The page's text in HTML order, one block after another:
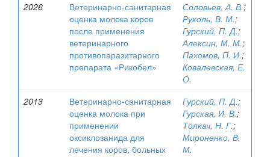
2026
Ветеринарно-санитарная
оценка молока коров
после применения
ветеринарного
противопаразитарного
препарата «Рикобел»
Соловьев, А. В.;
Руколь, В. М.;
Гурский, П. Д.;
Алексин, М. М.;
Пахомов, П. И.;
Ковалевская, Е.
О.
2013
Ветеринарно-санитарная
оценка молока при
применении
оксиклозанида для
лечения коров, больных
Гурский, П. Д.;
Гурская, И. В.;
Толкач, Н. Г.;
Мироненко, В.
М.